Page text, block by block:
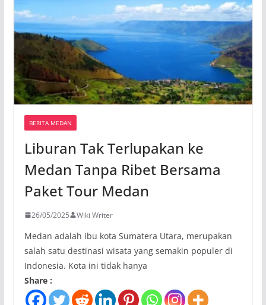
BERITA MEDAN
Liburan Tak Terlupakan ke
Medan Tanpa Ribet Bersama
Paket Tour Medan
26/05/2025 Wiki Writer
Medan adalah ibu kota Sumatera Utara, merupakan
salah satu destinasi wisata yang semakin populer di
Indonesia. Kota ini tidak hanya
Share :